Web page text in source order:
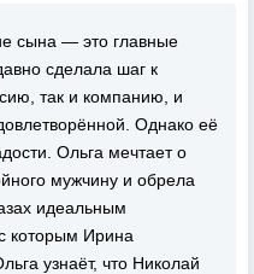
сына — это главные
сделала шаг к
так и компанию, и
Однако её
Ольга мечтает о
мужчину и обрела
идеальным
которым Ирина
узнаёт, что Николай